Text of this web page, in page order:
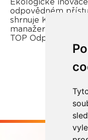
Ekologické
odpovědném
shrnuje Kateřina
manažerka REMA
TOP Odpovědná